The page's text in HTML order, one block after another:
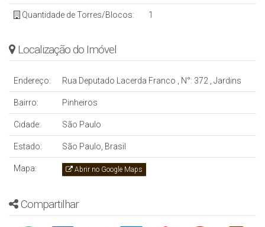
Quantidade de Torres/Blocos: 1
Localização do Imóvel
Endereço: Rua Deputado Lacerda Franco , N°: 372 , Jardins
Bairro: Pinheiros
Cidade: São Paulo
Estado: São Paulo, Brasil
Mapa: Abrir no Google Maps
Compartilhar